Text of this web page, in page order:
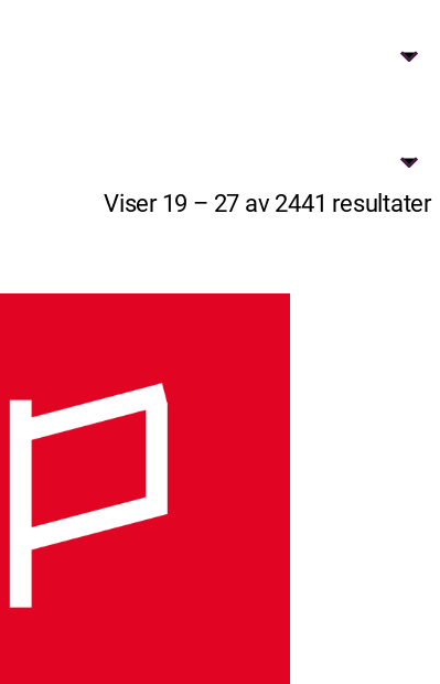
Viser 19 – 27 av 2441 resultater